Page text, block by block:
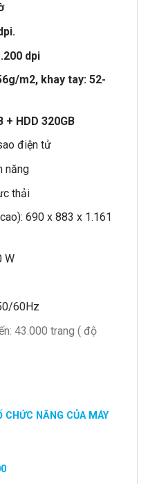
dpi
m2, khay tay: 52-
+ HDD 320GB
điện tử
năng
thải
690 x 883 x 1.161
W
60Hz
43.000 trang ( độ
CHỨC NĂNG CỦA MÁY